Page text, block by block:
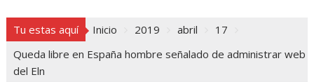
Tu estas aquí Inicio 2019 abril
17
Queda libre en España hombre señalado de administrar web
del Eln